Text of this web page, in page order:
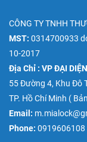
CÔNG TY TNHH
MST: 0314700933
10-2017
Địa Chỉ : VP ĐẠI
55 Đường 4, Khu Đô
TP. Hồ Chí Minh (
Email:
Phone: